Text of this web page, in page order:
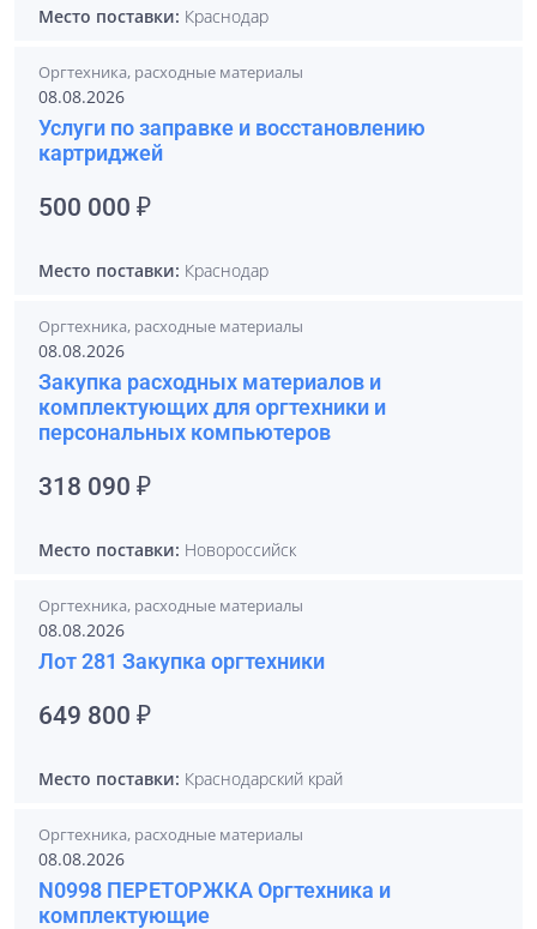
Место поставки: Краснодар
Оргтехника, расходные материалы
08.08.2026
Услуги по заправке и восстановлению
картриджей
500 000 ₽
Место поставки: Краснодар
Оргтехника, расходные материалы
08.08.2026
Закупка расходных материалов и
комплектующих для оргтехники и
персональных компьютеров
318 090 ₽
Место поставки: Новороссийск
Оргтехника, расходные материалы
08.08.2026
Лот 281 Закупка оргтехники
649 800 ₽
Место поставки: Краснодарский край
Оргтехника, расходные материалы
08.08.2026
N0998 ПЕРЕТОРЖКА Оргтехника и
комплектующие